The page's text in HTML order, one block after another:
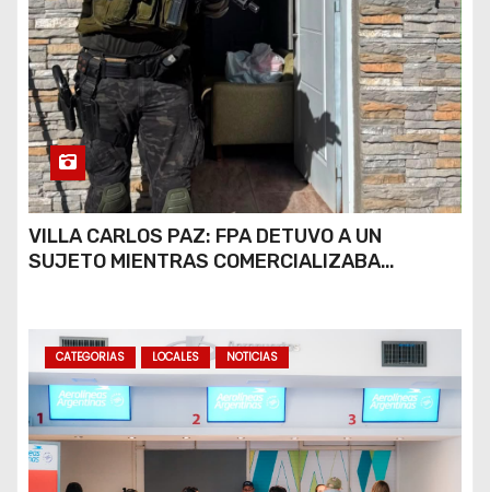
VILLA CARLOS PAZ: FPA DETUVO A UN
SUJETO MIENTRAS COMERCIALIZABA
CATEGORIAS LOCALES NOTICIAS